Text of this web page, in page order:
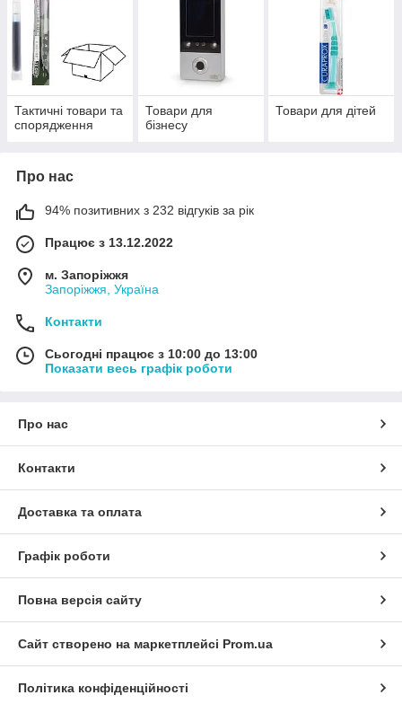
Тактичні товари та
спорядження
Товари для
бізнесу
Товари для дітей
Про нас
94% позитивних з 232 відгуків за рік
Працює з 13.12.2022
м. Запоріжжя
Запоріжжя, Україна
Контакти
Сьогодні працює з 10:00 до 13:00
Показати весь графік роботи
Про нас
Контакти
Доставка та оплата
Графік роботи
Повна версія сайту
Сайт створено на маркетплейсі Prom.ua
Політика конфіденційності